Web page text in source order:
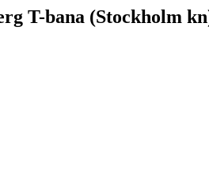
T-bana (Stockholm